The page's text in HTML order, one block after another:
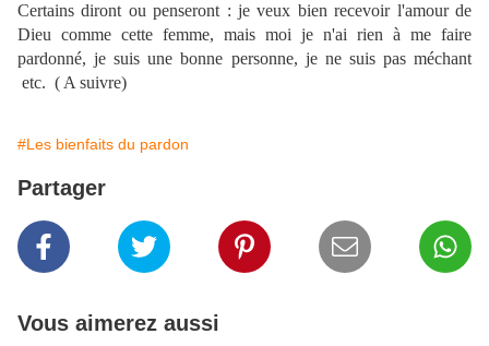
Certains diront ou penseront : je veux bien recevoir l'amour de
Dieu comme cette femme, mais moi je n'ai rien à me faire
pardonné, je suis une bonne personne, je ne suis pas méchant
etc. ( A suivre)
#Les bienfaits du pardon
Partager
Vous aimerez aussi